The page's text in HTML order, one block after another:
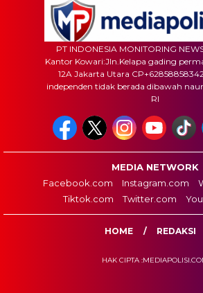
PT INDONESIA MONITORING
Kantor Kowari:Jln.Kelapa gading
12A Jakarta Utara
independen tidak berada dibawah
RI
MEDIA NETWORK
Facebook.com
Instagram.com
Tiktok.com
Twitter.com
HOME REDAKSI
HAK CIPTA